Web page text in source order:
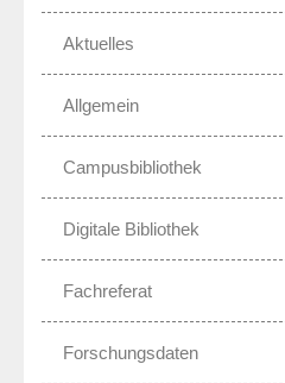
Aktuelles
Allgemein
Campusbibliothek
Digitale Bibliothek
Fachreferat
Forschungsdaten